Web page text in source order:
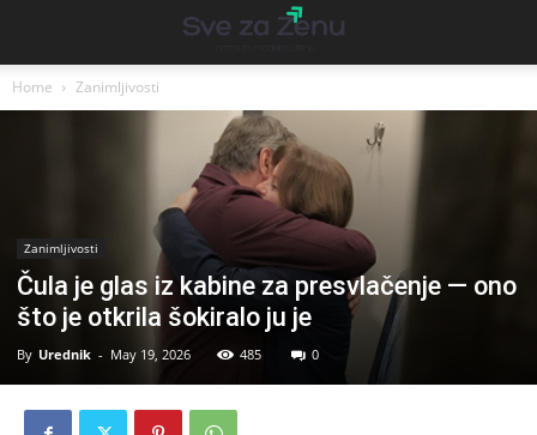
Home Zanimljivosti
Zanimljivosti
Čula je glas iz kabine za presvlačenje — ono
što je otkrila šokiralo ju je
By Urednik - May 19, 2026 485 0